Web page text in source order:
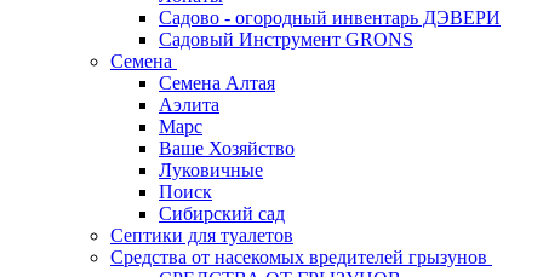
Садово - огородный инвентарь ДЭВЕРИ
Садовый Инструмент GRONS
Семена
Семена Алтая
Аэлита
Марс
Ваше Хозяйство
Луковичные
Поиск
Сибирский сад
Септики для туалетов
Средства от насекомых вредителей грызунов